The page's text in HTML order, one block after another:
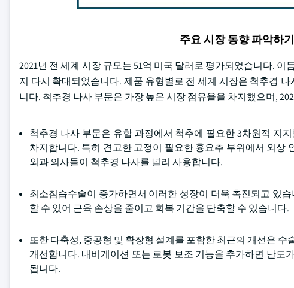
주요 시장 동향 파악하기
2021년 전 세계 시장 규모는 51억 미국 달러로 평가되었습니다.
지 다시 확대되었습니다. 제품 유형별로 전 세계 시장은 척추경
니다. 척추경 나사 부문은 가장 높은 시장 점유율을 차지했으며,
척추경 나사 부문은 유합 과정에서 척추에 필요한 3차원적 지
차지합니다. 특히 견고한 고정이 필요한 흉요추 부위에서 외상
외과 의사들이 척추경 나사를 널리 사용합니다.
최소침습수술이 증가하면서 이러한 성장이 더욱 촉진되고 있
할 수 있어 근육 손상을 줄이고 회복 기간을 단축할 수 있습니다.
또한 다축성, 중공형 및 확장형 설계를 포함한 최근의 개선은
개선합니다. 내비게이션 또는 로봇 보조 기능을 추가하면 난도
됩니다.